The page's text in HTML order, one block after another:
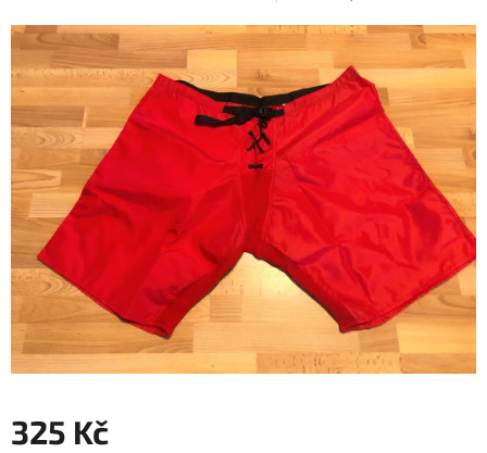
produktu
je
0,0
5
hvězdiček.
325 Kč